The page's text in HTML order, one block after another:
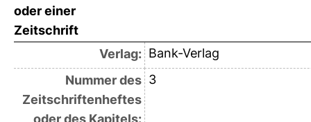
oder einer
Zeitschrift
Verlag: Bank-Verlag
Nummer des
Zeitschriftenheftes
oder des Kapitels:
3